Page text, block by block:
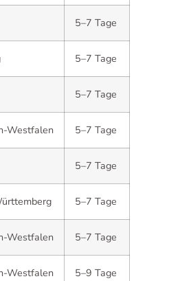
5–7 Tage
5–7 Tage
5–7 Tage
Westfalen 5–7 Tage
5–7 Tage
5–7 Tage
Westfalen 5–7 Tage
Westfalen 5–9 Tage